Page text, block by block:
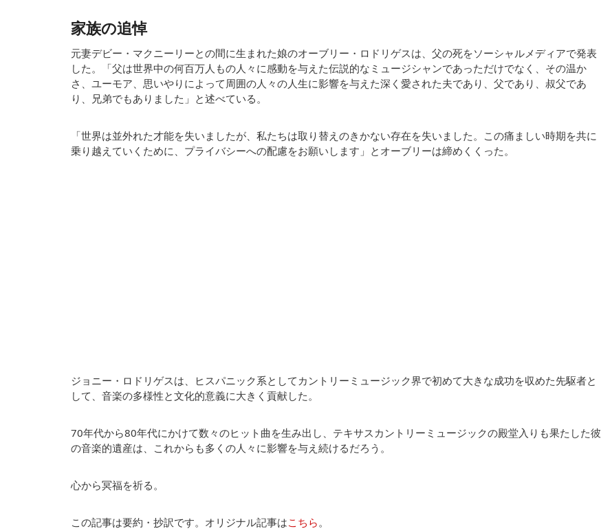
家族の追悼
元妻デビー・マクニーリーとの間に生まれた娘のオーブリー・ロドリゲスは、父の死をソーシャルメディアで発表
した。「父は世界中の何百万人もの人々に感動を与えた伝説的なミュージシャンであっただけでなく、その温か
さ、ユーモア、思いやりによって周囲の人々の人生に影響を与えた深く愛された夫であり、父であり、叔父であ
り、兄弟でもありました」と述べている。
「世界は並外れた才能を失いましたが、私たちは取り替えのきかない存在を失いました。この痛ましい時期を共に
乗り越えていくために、プライバシーへの配慮をお願いします」とオーブリーは締めくくった。
ジョニー・ロドリゲスは、ヒスパニック系としてカントリーミュージック界で初めて大きな成功を収めた先駆者と
して、音楽の多様性と文化的意義に大きく貢献した。
70年代から80年代にかけて数々のヒット曲を生み出し、テキサスカントリーミュージックの殿堂入りも果たした彼
の音楽的遺産は、これからも多くの人々に影響を与え続けるだろう。
心から冥福を祈る。
この記事は要約・抄訳です。オリジナル記事はこちら 。